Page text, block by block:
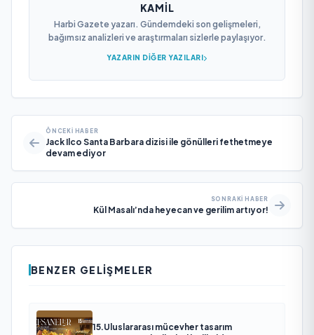
KAMIL
Harbi Gazete yazarı. Gündemdeki son gelişmeleri,
bağımsız analizleri ve araştırmaları sizlerle paylaşıyor.
YAZARIN DIĞER YAZILARI
ÖNCEKI HABER
Jack Ilco Santa Barbara dizisi ile gönülleri fethetmeye
devam ediyor
SONRAKI HABER
Kül Masalı’nda heyecan ve gerilim artıyor!
BENZER GELIŞMELER
15.Uluslararası mücevher tasarım